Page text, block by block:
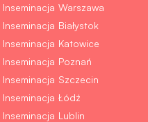
Inseminacja Warszawa
Inseminacja Białystok
Inseminacja Katowice
Inseminacja Poznań
Inseminacja Szczecin
Inseminacja Łódź
Inseminacja Lublin